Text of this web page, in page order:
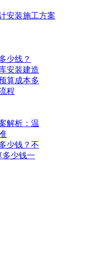
安装施工方案
少线？
安装建造
算成本多
程
解析：温
少钱？不
多少钱一